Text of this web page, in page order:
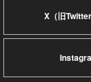
X（旧